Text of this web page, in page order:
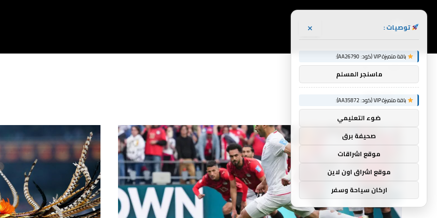
الرئيسية » بالحياة
بالحياة
توصيات : ×
باقة متميزة VIP (كود: AA26790):
ماسنجر المسلم
باقة متميزة VIP (كود: AA35872):
ضوء التعليمي
صحيفة برق
موقع اشراقات
موقع اشراق اون لاين
اركان سياحة وسفر